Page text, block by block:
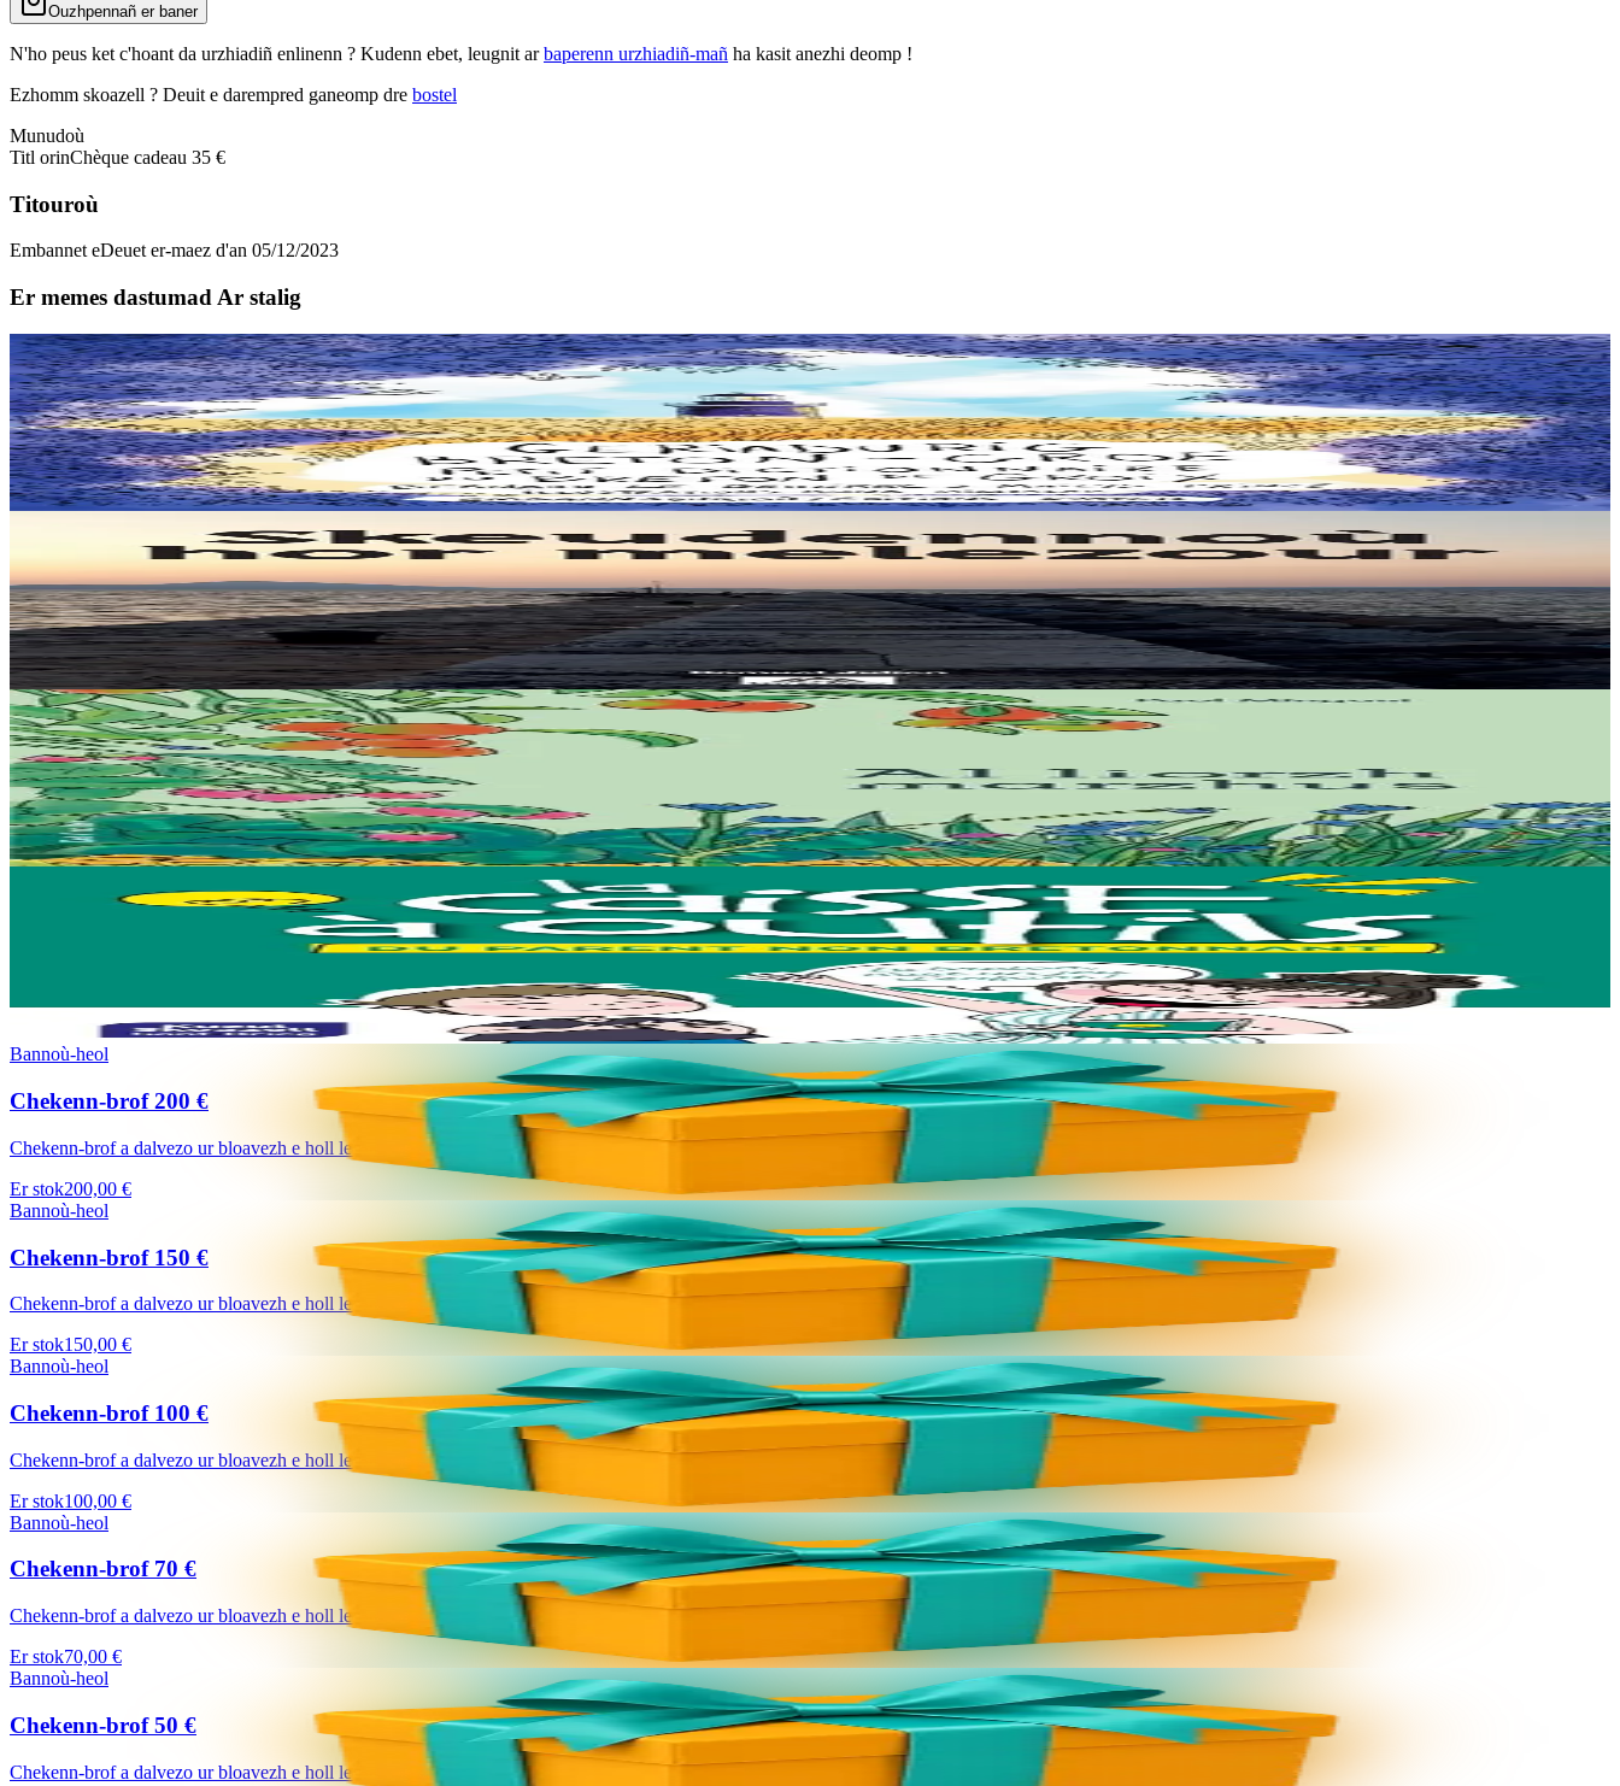
Ouzhpennañ er baner
N'ho peus ket c'hoant da urzhiadiñ enlinenn ? Kudenn ebet, leugnit arbaperenn urzhiadiñ-mañ ha kasit anezhi deomp !
Ezhomm skoazell ? Deuit e darempred ganeomp dre bostel
Munudoù
Titl orinChèque cadeau 35 €
Titouroù
Embannet eDeuet er-maez d'an 05/12/2023
Er memes dastumad Ar stalig
6 vloaz hag ouzhpenn
Goater
Geriadurig Breton-Groe
Plijout a raio ar geriadur-mañ d’an holl re dedennet gant yezh ar vro.
Er stok20,00 €
Skeudennoù hor melezour
A bep seurt a vo kavet da lenn ganeoc’h en dastumadeg pennadou-mañ bet skrivet gant Samuel Julien e-barzh ar gazetenn "Bremañ".
Er stok29,00 €
15 vloaz hag ouzhpenn
Bannoù-heol
Al liorzh marzhus
Un dastumad kronikennoù war al liorzhañ : penaos gounit legumaj ha derc’hel ur bevliesseurted pinvidik el liorzh ? Danvez al levr-mañ zo bet skrivet e...
Er stok18,00 €
Kuzul Skoazell Skol Diwan Sant-Brieg
La caisse à outils du parent non bretonnant
Ma’z oc’h gouest da lenn ar skrid-mañ, n’eo ket graet al levr-mañ evidoc’h ! Met hep mar ebet e anavezit tud ha ne oaront ket brezhoneg hag o deus skoliataet o...
13,00 €
Bannoù-heol
Chekenn-brof 200 €
Chekenn-brof a dalvezo ur bloavezh e holl lec'hienn Bannoù-heol (https://bannouheol.com). Kaset e vo deoc'h dre bostel. Skañv eo an implij : dav eo bizskrivañ...
Er stok200,00 €
Bannoù-heol
Chekenn-brof 150 €
Chekenn-brof a dalvezo ur bloavezh e holl lec'hienn Bannoù-heol (https://bannouheol.com). Kaset e vo deoc'h dre bostel. Skañv eo an implij : dav eo bizskrivañ...
Er stok150,00 €
Bannoù-heol
Chekenn-brof 100 €
Chekenn-brof a dalvezo ur bloavezh e holl lec'hienn Bannoù-heol (https://bannouheol.com). Kaset e vo deoc'h dre bostel. Skañv eo an implij : dav eo bizskrivañ...
Er stok100,00 €
Bannoù-heol
Chekenn-brof 70 €
Chekenn-brof a dalvezo ur bloavezh e holl lec'hienn Bannoù-heol (https://bannouheol.com). Kaset e vo deoc'h dre bostel. Skañv eo an implij : dav eo bizskrivañ...
Er stok70,00 €
Bannoù-heol
Chekenn-brof 50 €
Chekenn-brof a dalvezo ur bloavezh e holl lec'hienn Bannoù-heol (https://bannouheol.com). Kaset e vo deoc'h dre bostel. Skañv eo an implij : dav eo bizskrivañ...